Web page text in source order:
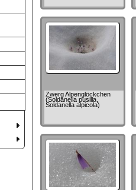
Zwerg Alpenglöckchen
(Soldanella pusilla,
Soldanella alpicola)